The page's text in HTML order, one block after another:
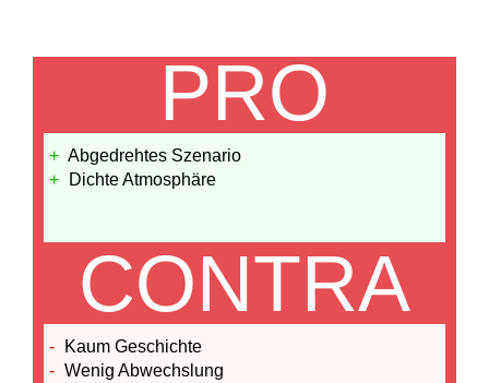
PRO
Abgedrehtes Szenario
Dichte Atmosphäre
CONTRA
Kaum Geschichte
Wenig Abwechslung